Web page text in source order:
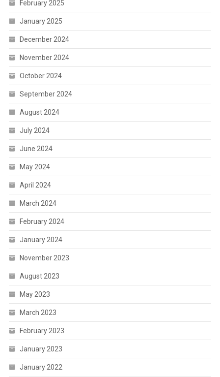
February 2025
January 2025
December 2024
November 2024
October 2024
September 2024
August 2024
July 2024
June 2024
May 2024
April 2024
March 2024
February 2024
January 2024
November 2023
August 2023
May 2023
March 2023
February 2023
January 2023
January 2022